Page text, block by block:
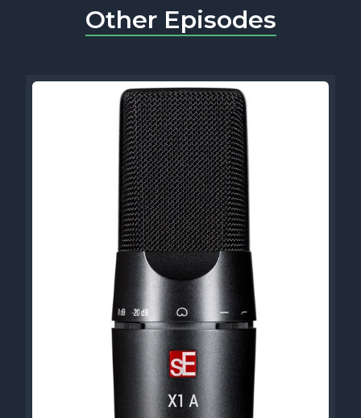
Other Episodes